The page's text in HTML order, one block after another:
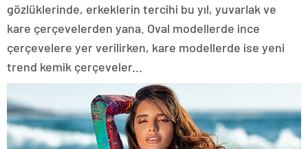
gözlüklerinde, erkeklerin tercihi bu yıl, yuvarlak ve
kare çerçevelerden yana. Oval modellerde ince
çerçevelere yer verilirken, kare modellerde ise yeni
trend kemik çerçeveler...